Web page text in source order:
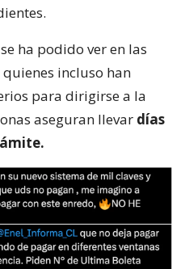
ha podido ver en las
incluso han
para dirigirse a la
aseguran llevar días